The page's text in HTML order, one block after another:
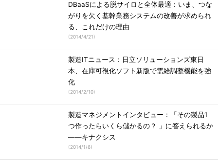
DBaaSによる脱サイロと全体最適：いま、つな
がりを欠く基幹業務システムの改善が求められ
る、これだけの理由
(2014/4/21)
製造ITニュース：日立ソリューションズ東日
本、在庫可視化ソフト新版で需給調整機能を強
化
(2014/2/10)
製造マネジメントインタビュー：「その製品1
つ作ったらいくら儲かるの？ 」に答えられるか
――キナクシス
(2014/1/6)